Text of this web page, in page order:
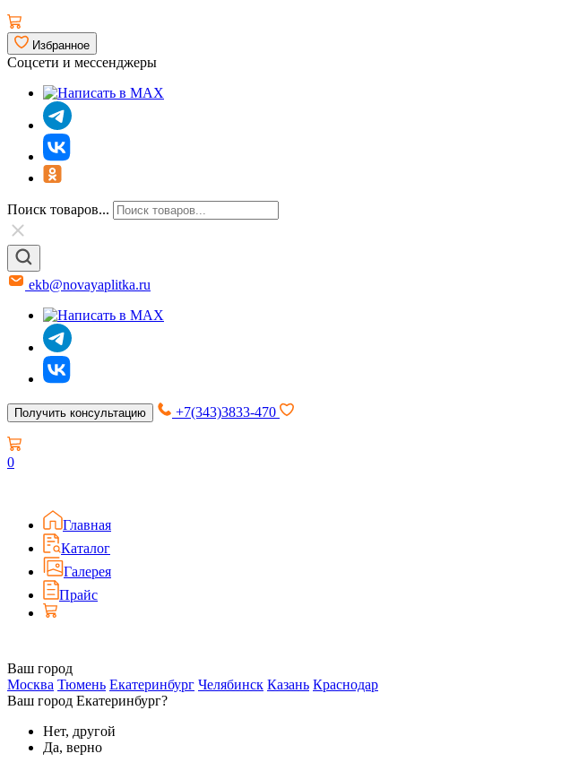
Избранное
Соцсети и мессенджеры
Поиск товаров...
ekb@novayaplitka.ru
Получить консультацию +7(343)3833-470
0
Главная
Каталог
Галерея
Прайс
Ваш город
Москва Тюмень Екатеринбург Челябинск Казань Краснодар
Ваш город Екатеринбург?
Нет, другой
Да, верно